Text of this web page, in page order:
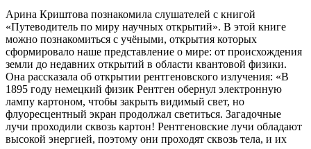
Арина Криштова познакомила слушателей с книгой
«Путеводитель по миру научных открытий». В этой книге
можно познакомиться с учёными, открытия которых
сформировало наше представление о мире: от происхождения
земли до недавних открытий в области квантовой физики.
Она рассказала об открытии рентгеновского излучения: «В
1895 году немецкий физик Рентген обернул электронную
лампу картоном, чтобы закрыть видимый свет, но
флуоресцентный экран продолжал светиться. Загадочные
лучи проходили сквозь картон! Рентгеновские лучи обладают
высокой энергией, поэтому они проходят сквозь тела, и их